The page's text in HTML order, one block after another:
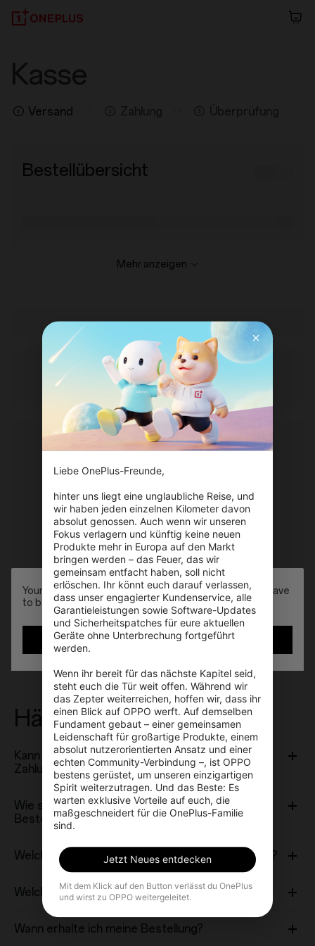
Payment
Kasse
Versand
Bestellübersicht
Mehr anzeigen
Häufig gestellte Fragen
Kann ich die Bestellung nach Abschluss der
Zahlung noch ändern?
Wie schreibe ich die Lieferadresse für meine
Bestellung richtig?
Welche Zahlungsfrist gilt nach Auftragserteilung?
Welche Zahlungsmethoden akzeptiert OnePlus?
Wann erhalte ich meine Bestellung?
Your shopping cart is empty right now, but it doesn't have
to be! (code: 100073-95355efa-0)
Bestätigen
Liebe OnePlus-Freunde,
hinter uns liegt eine unglaubliche Reise, und
wir haben jeden einzelnen Kilometer davon
absolut genossen. Auch wenn wir unseren
Fokus verlagern und künftig keine neuen
Produkte mehr in Europa auf den Markt
bringen werden – das Feuer, das wir
gemeinsam entfacht haben, soll nicht
erlöschen. Ihr könnt euch darauf verlassen,
dass unser engagierter Kundenservice, alle
Garantieleistungen sowie Software-Updates
und Sicherheitspatches für eure aktuellen
Geräte ohne Unterbrechung fortgeführt
werden.
Wenn ihr bereit für das nächste Kapitel seid,
steht euch die Tür weit offen. Während wir
das Zepter weiterreichen, hoffen wir, dass ihr
einen Blick auf OPPO werft. Auf demselben
Fundament gebaut – einer gemeinsamen
Leidenschaft für großartige Produkte, einem
absolut nutzerorientierten Ansatz und einer
echten Community-Verbindung –, ist OPPO
bestens gerüstet, um unseren einzigartigen
Spirit weiterzutragen. Und das Beste: Es
warten exklusive Vorteile auf euch, die
maßgeschneidert für die OnePlus-Familie
sind.
Jetzt Neues entdecken
Mit dem Klick auf den Button verlässt du OnePlus
und wirst zu OPPO weitergeleitet.